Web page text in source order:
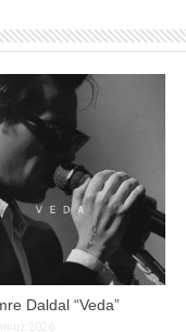
Daldal “Veda”